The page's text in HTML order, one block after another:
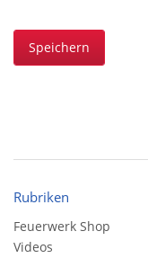
Speichern
Rubriken
Feuerwerk Shop
Videos